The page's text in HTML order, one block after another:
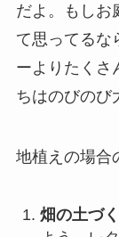
だよ。もしお
て思ってるな
ーよりたくさ
ちはのびのび
地植えの場合
畑の土づ